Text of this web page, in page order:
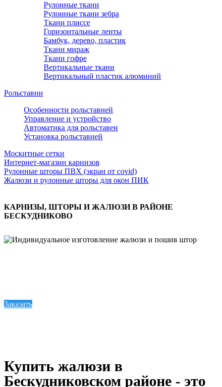
Рулонные ткани
Рулонные ткани зебра
Ткани плиссе
Горизонтальные ленты
Бамбук, дерево, пластик
Ткани мираж
Ткани гофре
Вертикальные ткани
Вертикальный пластик алюминий
Рольставни
Особенности рольставней
Управление и устройство
Автоматика для рольставен
Установка рольставней
Москитные сетки
Интернет-магазин карнизов
Рулонные шторы ПВХ (экран от covid)
Жалюзи и рулонные шторы для окон ПИК
КАРНИЗЫ, ШТОРЫ И ЖАЛЮЗИ В РАЙОНЕ
БЕСКУДНИКОВО
Заказать
Купить жалюзи в
Бескудниковском районе - это